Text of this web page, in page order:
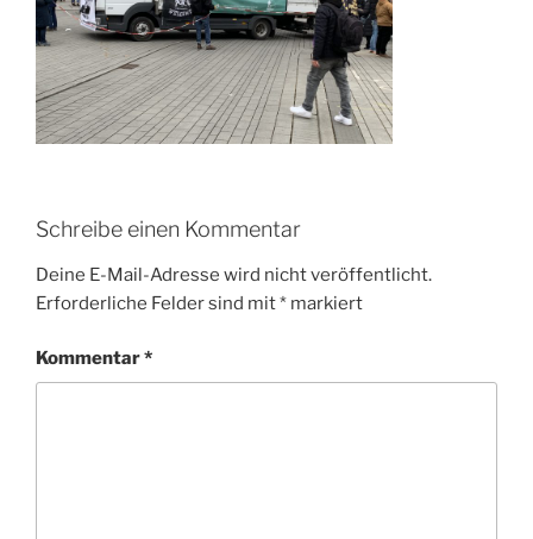
Schreibe einen Kommentar
Deine E-Mail-Adresse wird nicht veröffentlicht.
Erforderliche Felder sind mit* markiert
Kommentar*